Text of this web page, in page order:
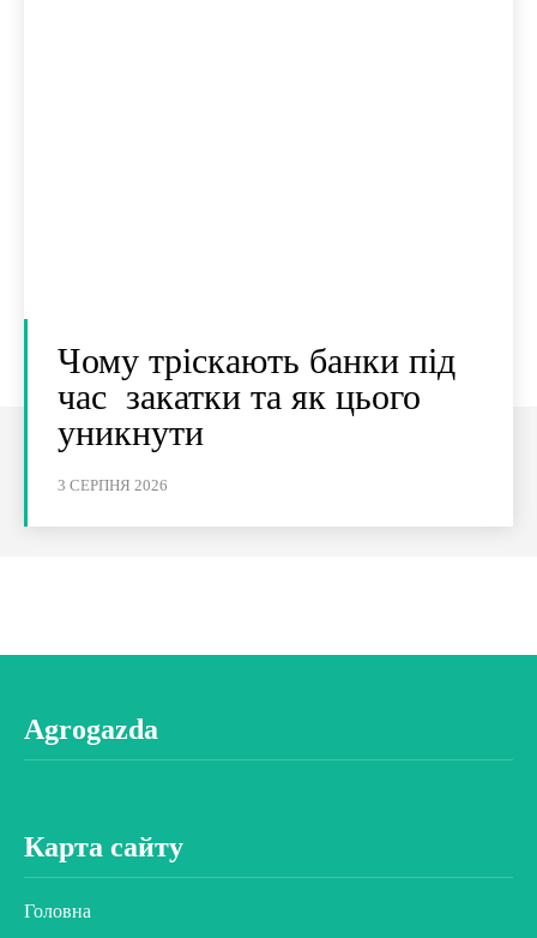
Чому тріскають банки під
час закатки та як цього
уникнути
3 СЕРПНЯ 2026
Agrogazda
Карта сайту
Головна